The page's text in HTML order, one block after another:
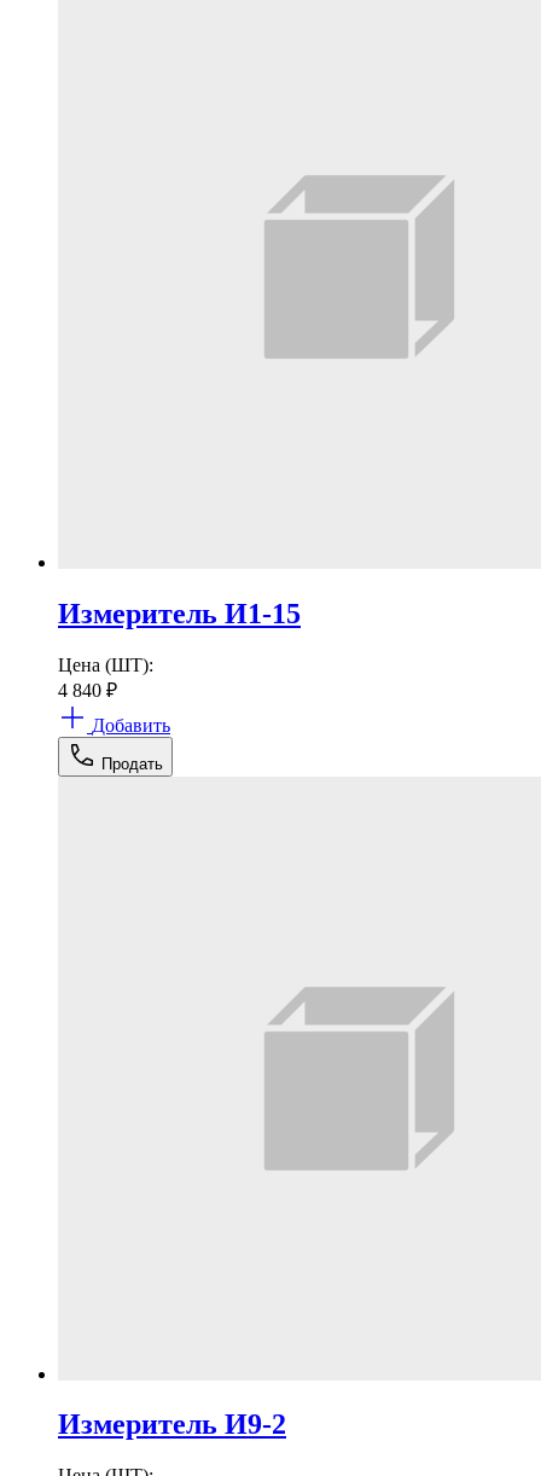
Измеритель И1-15
Цена (ШТ):
4 840 ₽
Добавить
Продать
Измеритель И9-2